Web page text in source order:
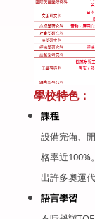
學校特色：
課程
設備完備、
格率近100%
出許多奧運
語言學習